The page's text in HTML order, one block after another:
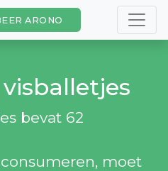
ARONO
bevat 62
moet